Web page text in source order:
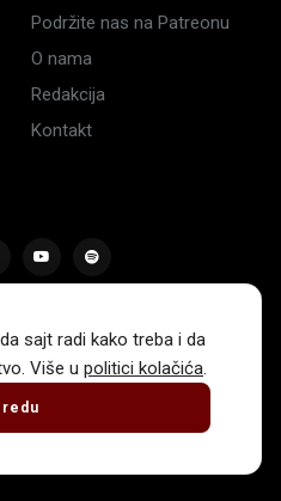
sajt radi kako treba i da
Više u politici kolačića.
redu
Podržite nas na Patreonu
O nama
Redakcija
Kontakt
Uslovi korišćenja
Hoću u pozorište.